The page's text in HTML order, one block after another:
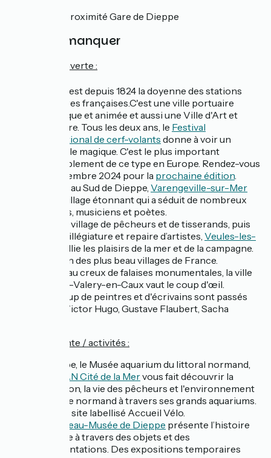
Gare à proximité Gare de Dieppe
À ne pas manquer
Côté découverte :
est depuis 1824 la doyenne des stations
balnéaires françaises.C'est une ville portuaire
dynamique et animée et aussi une Ville d'Art et
d'Histoire. Tous les deux ans, le Festival
International de cerf-volants donne à voir un
spectacle magique. C'est le plus important
rassemblement de ce type en Europe. Rendez-vous
en septembre 2024 pour la prochaine édition.
À 10 km au Sud de Dieppe, Varengeville-sur-Mer
est un village étonnant qui a séduit de nombreux
peintres, musiciens et poètes.
D’abord village de pêcheurs et de tisserands, puis
lieu de villégiature et repaire d’artistes, Veules-les-
allie les plaisirs de la mer et de la campagne.
C'est l'un des plus beau villages de France.
Nichée au creux de falaises monumentales, la ville
de Saint-Valery-en-Caux vaut le coup d'œil.
Beaucoup de peintres et d'écrivains sont passés
par là : Victor Hugo, Gustave Flaubert, Sacha
Côté détente / activités :
À Dieppe, le Musée aquarium du littoral normand,
ESTRAN Cité de la Mervous fait découvrir la
navigation, la vie des pêcheurs et l'environnement
maritime normand à travers ses grands aquariums.
C'est un site labellisé Accueil Vélo.
Château-Musée de Dieppe présente l’histoire
de la ville à travers des objets et des
représentations. Des expositions temporaires